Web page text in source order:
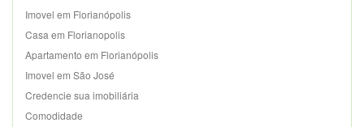
Imovel em Florianópolis
Casa em Florianopolis
Apartamento em Florianópolis
Imovel em São José
Credencie sua imobiliária
Comodidade